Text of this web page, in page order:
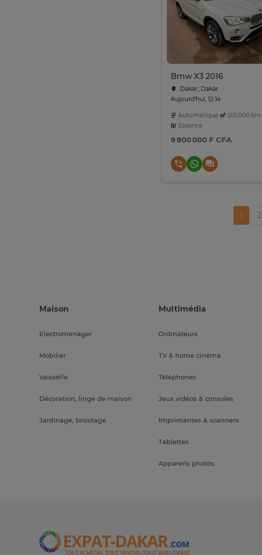
Bmw X3 2016
Dakar, Dakar
Aujourd'hui, 12:14
Automatique
120,000 km
Essence
9 800 000 F CFA
1 2
Maison
Electromenager
Mobilier
Vaisselle
Décoration, linge de maison
Jardinage, bricolage
Multimédia
Ordinateurs
TV & home cinéma
Téléphones
Jeux vidéos & consoles
Imprimantes & scanners
Tablettes
Appareils photos